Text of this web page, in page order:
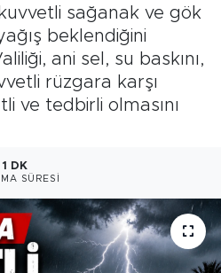
sağanak ve gök
beklendiğini
ani sel, su baskını,
rüzgara karşı
ve tedbirli olmasını
1 DK
SÜRESI